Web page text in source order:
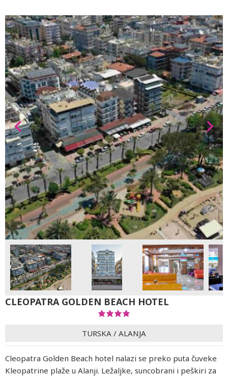
CLEOPATRA GOLDEN BEACH HOTEL
TURSKA / ALANJA
Cleopatra Golden Beach hotel nalazi se preko puta čuveke
Kleopatrine plaže u Alanji. Ležaljke, suncobrani i peškiri za